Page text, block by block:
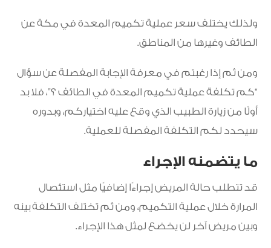
ولذلك يختلف سعر عملية تكميم المعدة في مكة عن
الطائف وغيرها من المناطق.
ومن ثم إذا رغبتم في معرفة الإجابة المفصلة عن سؤال
“كم تكلفة عملية تكميم المعدة في الطائف ؟”، فلا بد
أولًا من زيارة الطبيب الذي وقع عليه اختياركم، وبدوره
سيحدد لكم التكلفة المفصلة للعملية.
ما يتضمنه الإجراء
قد تتطلب حالة المريض إجراءًا إضافيًا مثل استئصال
المرارة خلال عملية التكميم، ومن ثم تختلف التكلفة بينه
وبين مريض آخر لن يخضع لمثل هذا الإجراء.